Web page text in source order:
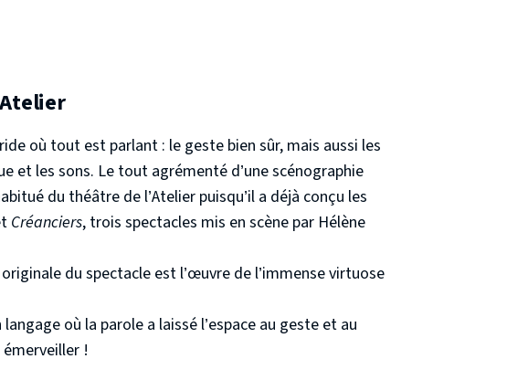
où tout est parlant : le geste bien sûr, mais aussi les
et les sons. Le tout agrémenté d’une scénographie
du théâtre de l’Atelier puisqu’il a déjà conçu les
Créanciers, trois spectacles mis en scène par Hélène
du spectacle est l’œuvre de l’immense virtuose
où la parole a laissé l’espace au geste et au
!